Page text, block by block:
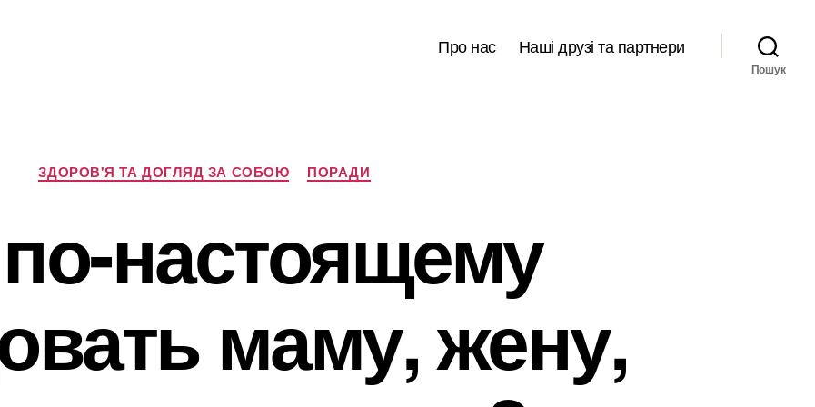
Про нас Наші друзі та партнери
Пошук
Категорії
ЗДОРОВ'Я ТА ДОГЛЯД ЗА СОБОЮ ПОРАДИ
настоящему
маму, жену,